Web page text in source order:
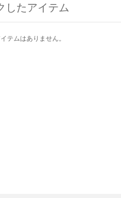
したアイテム
テムはありません。